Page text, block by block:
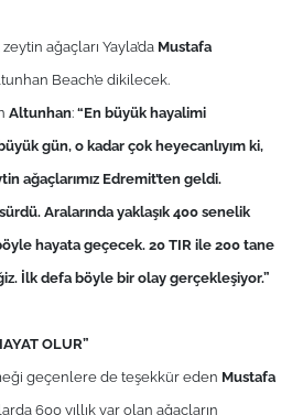
ağaçları Yayla’da Mustafa
Beach’e dikilecek.
Altunhan:“En büyük hayalimi
gün, o kadar çok heyecanlıyım ki,
ağaçlarımız Edremit’ten geldi.
Aralarında yaklaşık 400 senelik
hayata geçecek. 20 TIR ile 200 tane
İlk defa böyle bir olay gerçekleşiyor.”
OLUR”
geçenlere de teşekkür eden Mustafa
600 yıllık var olan ağaçların